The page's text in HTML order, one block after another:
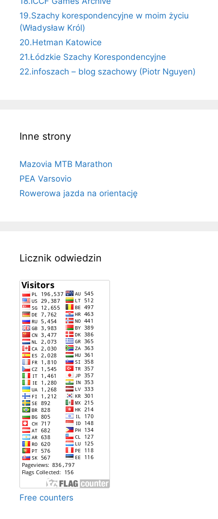
19.Szachy korespondencyjne w moim życiu
(Władysław Król)
20.Hetman Katowice
21.Łódzkie Szachy Korespondencyjne
22.infoszach – blog szachowy (Piotr Nguyen)
Inne strony
Mazovia MTB Marathon
PEA Varsovio
Rowerowa jazda na orientację
Licznik odwiedzin
Free counters